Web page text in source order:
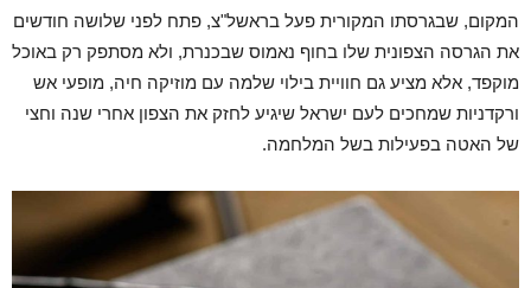
המקום, שבגרסתו המקורית פעל בראשל"צ, פתח לפני שלושה חודשים
את הגרסה הצפונית שלו בחוף נאמוס שבכנרת, ולא מסתפק רק באוכל
מוקפד, אלא מציע גם חוויית בילוי שלמה עם מוזיקה חיה, מופעי אש
ורקדניות שמחכים לעם ישראל שיגיע לחזק את הצפון אחרי שנה וחצי
של האטה בפעילות בשל המלחמה.